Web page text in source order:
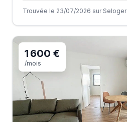
Trouvée le 23/07/2026 sur Seloger
1 600 €
/mois